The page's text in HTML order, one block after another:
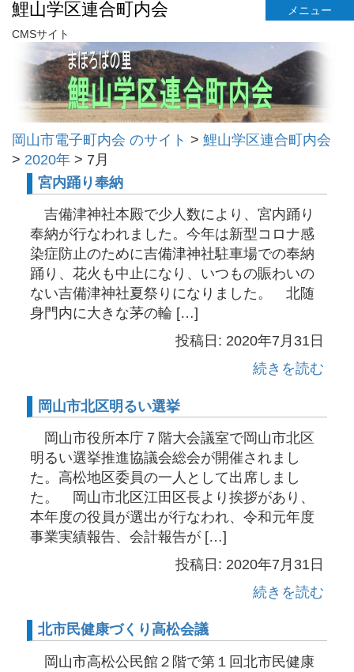
鯉山学区連合町内会
メニュー
CMSサイト
岡山市電子町内会 のサイト > 鯉山学区連合町内会
> 2020年 > 7月
宮内踊り奉納
吉備津神社本殿で少人数により、宮内踊り
奉納が行なわれました。今年は新型コロナ感
染症防止のために吉備津神社駐車場での奉納
踊り、花火も中止になり、いつもの賑わいの
ない吉備津神社夏祭りになりました。 北随
身門内に大きな茅の輪 […]
投稿日: 2020年7月31日
続きを読む
岡山市北区明るい選挙
岡山市役所本庁７階大会議室で岡山市北区
明るい選挙推進協議会総会が開催されまし
た。高松地区委員の一人として出席しまし
た。 岡山市北区江田区長より挨拶があり、
本年度の役員が選出が行なわれ、令和元年度
事業実績報告、会計報告が […]
投稿日: 2020年7月31日
続きを読む
北市民健康づくり高松会議
岡山市高松公民館２階で第１回北市民健康